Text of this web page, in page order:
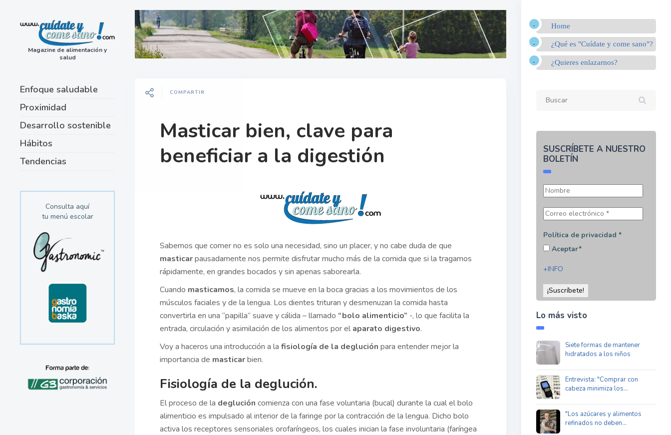
Magazine de alimentación y
salud
Enfoque saludable
Proximidad
Desarrollo sostenible
Hábitos
Tendencias
Consulta aquí
tu menú escolar
COMPARTIR
Masticar bien, clave para
beneficiar a la digestión
Sabemos que comer no es solo una necesidad, sino un placer, y no cabe duda de que
masticarpausadamente nos permite disfrutar mucho más de la comida que si la tragamos
rápidamente, en grandes bocados y sin apenas saborearla.
Cuando masticamos, la comida se mueve en la boca gracias a los movimientos de los
músculos faciales y de la lengua. Los dientes trituran y desmenuzan la comida hasta
convertirla en una “papilla” suave y cálida – llamado “bolo alimenticio” -, lo que facilita la
entrada, circulación y asimilación de los alimentos por el aparato digestivo.
Voy a haceros una introducción a la fisiología de la deglución para entender mejor la
importancia de masticarbien.
Fisiología de la deglución.
El proceso de la deglución comienza con una fase voluntaria (bucal) durante la cual el bolo
alimenticio es impulsado al interior de la faringe por la contracción de la lengua. Dicho bolo
activa los receptores sensoriales orofaríngeos, los cuales inician la fase involuntaria (faríngea
Home
¿Qué es "Cuídate y come sano"?
¿Quieres enlazarnos?
SUSCRÍBETE A NUESTRO
BOLETÍN
Política de privacidad *
Aceptar*
+INFO
Lo más visto
Siete formas de mantener
hidratados a los niños
Entrevista: "Comprar con
cabeza minimiza los…
"Los azúcares y alimentos
refinados no deben…